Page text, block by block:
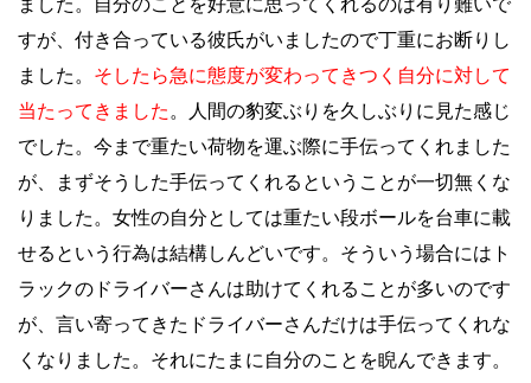
すが、付き合っている彼氏がいましたので丁重にお断りし
ました。 そしたら急に態度が変わってきつく自分に対して
当たってきました。人間の豹変ぶりを久しぶりに見た感じ
でした。今まで重たい荷物を運ぶ際に手伝ってくれました
が、まずそうした手伝ってくれるということが一切無くな
りました。女性の自分としては重たい段ボールを台車に載
せるという行為は結構しんどいです。そういう場合にはト
ラックのドライバーさんは助けてくれることが多いのです
が、言い寄ってきたドライバーさんだけは手伝ってくれな
くなりました。それにたまに自分のことを睨んできます。